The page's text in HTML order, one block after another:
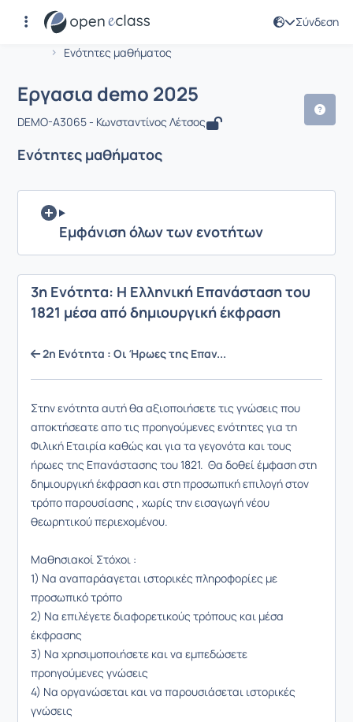
Σύνδεση
Αρχική Σελίδα
Ενότητες μαθήματος
Μάθημα : Εργασια demo 2025
Εργασια demo 2025
DEMO-A3065 - Κωνσταντίνος Λέτσος
Ενότητες μαθήματος
Εμφάνιση όλων των ενοτήτων
3η Ενότητα: Η Ελληνική Επανάσταση του
1821 μέσα από δημιουργική έκφραση
2η Ενότητα : Οι Ήρωες της Επαν...
Στην ενότητα αυτή θα αξιοποιήσετε τις γνώσεις που
αποκτήσεατε απο τις προηγούμενες ενότητες για τη
Φιλική Εταιρία καθώς και για τα γεγονότα και τους
ήρωες της Επανάστασης του 1821. Θα δοθεί έμφαση στη
δημιουργική έκφραση και στη προσωπική επιλογή στον
τρόπο παρουσίασης , χωρίς την εισαγωγή νέου
θεωρητικού περιεχομένου.
Μαθησιακοί Στόχοι :
1) Να αναπαράαγεται ιστορικές πληροφορίες με
προσωπικό τρόπο
2) Να επιλέγετε διαφορετικούς τρόπους και μέσα
έκφρασης
3) Να χρησιμοποιήσετε και να εμπεδώσετε
προηγούμενες γνώσεις
4) Να οργανώσεται και να παρουσιάσεται ιστορικές
γνώσεις